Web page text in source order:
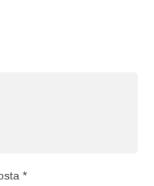
*